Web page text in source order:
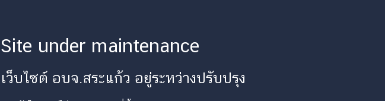
Site under maintenance
เว็บไซต์ อบจ.สระแก้ว อยู่ระหว่างปรับปรุง